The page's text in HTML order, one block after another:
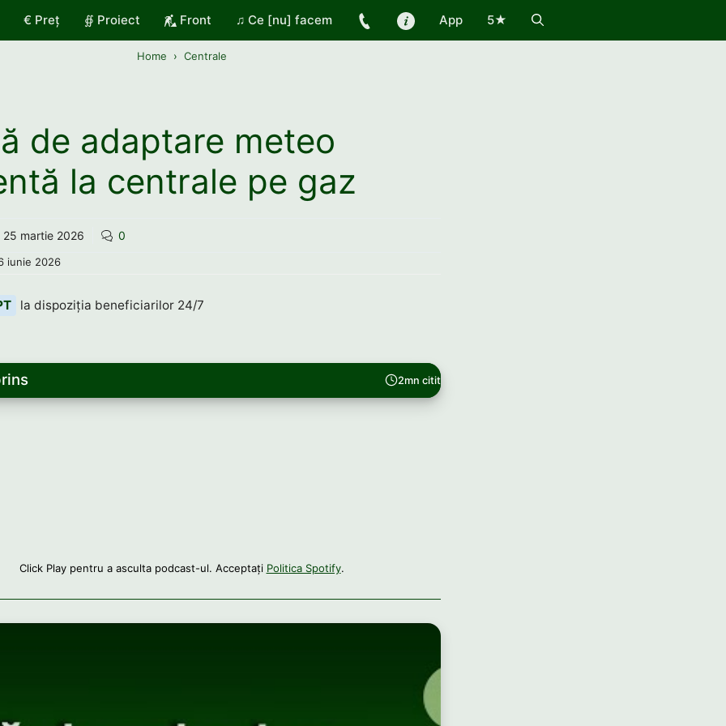
€ Preț ∯ Proiect Front ♫ Ce [nu] facem App 5★
Home Centrale
de adaptare meteo
la centrale pe gaz
25 martie 2026 0
iunie 2026
la dispoziția beneficiarilor 24/7
2mn citit
Click Play pentru a asculta podcast-ul. Acceptați Politica Spotify.